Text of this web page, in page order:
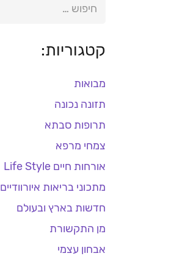
קטגוריות:
מבואות
תזונה נכונה
תרופות סבתא
צמחי מרפא
אורחות חיים Life Style
מתכוני בריאות איורוודיים
חדשות בארץ ובעולם
מן התקשורת
אבחון עצמי